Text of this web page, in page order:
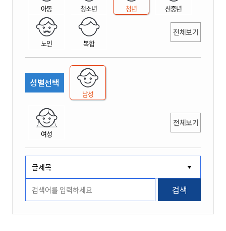
아동 청소년 청년 신중년
노인 복합
전체보기
성별선택
남성
여성
전체보기
검색